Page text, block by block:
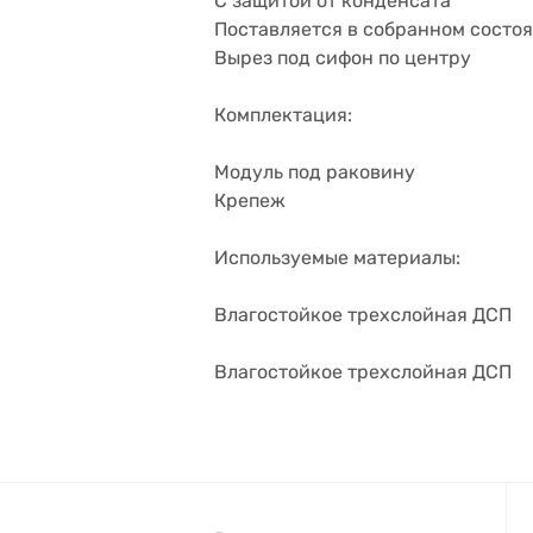
Поставляется в собранном
Вырез под сифон по центру
Комплектация:
Модуль под раковину
Крепеж
Используемые материалы:
Влагостойкое трехслойная ДСП
Влагостойкое трехслойная ДСП